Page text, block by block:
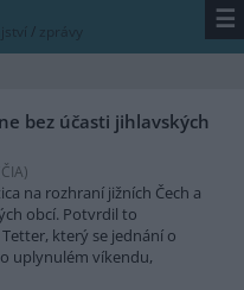
/ zprávy ☰
bez účasti jihlavských
ČIA)
na rozhraní jižních Čech a
obcí. Potvrdil to
který se jednání o
uplynulém víkendu,